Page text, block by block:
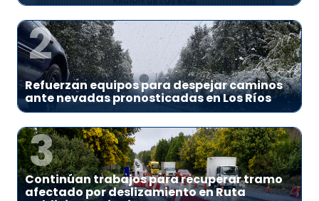
2
Refuerzan equipos para despejar caminos
ante nevadas pronosticadas en Los Ríos
3
Continúan trabajos para recuperar tramo
afectado por deslizamiento en Ruta